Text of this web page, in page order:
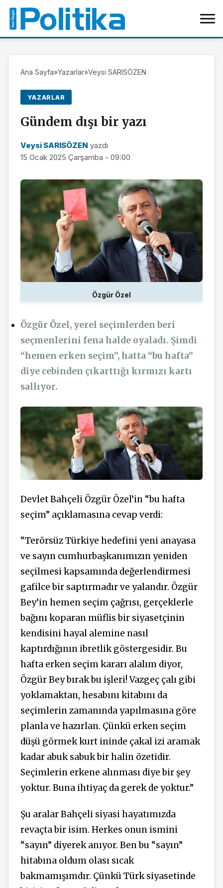
Ana Sayfa»Yazarlar»Veysi SARISÖZEN
YAZARLAR
Gündem dışı bir yazı
Veysi SARISÖZEN yazdı
15 Ocak 2025 Çarşamba - 09:00
Özgür Özel
Özgür Özel, yerel seçimlerden beri
seçmenlerini fena halde oyaladı. Şimdi
“hemen erken seçim”, hatta “bu hafta”
diye cebinden çıkarttığı kırmızı kartı
sallıyor.
Devlet Bahçeli Özgür Özel’in “bu hafta
seçim” açıklamasına cevap verdi:
“Terörsüz Türkiye hedefini yeni anayasa
ve sayın cumhurbaşkanımızın yeniden
seçilmesi kapsamında değerlendirmesi
gafilce bir saptırmadır ve yalandır. Özgür
Bey’in hemen seçim çağrısı, gerçeklerle
bağını koparan müflis bir siyasetçinin
kendisini hayal alemine nasıl
kaptırdığının ibretlik göstergesidir. Bu
hafta erken seçim kararı alalım diyor,
Özgür Bey bırak bu işleri! Vazgeç çalı gibi
yoklamaktan, hesabını kitabını da
seçimlerin zamanında yapılmasına göre
planla ve hazırlan. Çünkü erken seçim
düşü görmek kurt ininde çakal izi aramak
kadar abuk sabuk bir halin özetidir.
Seçimlerin erkene alınması diye bir şey
yoktur. Buna ihtiyaç da gerek de yoktur.”
Şu aralar Bahçeli siyasi hayatımızda
revaçta bir isim. Herkes onun ismini
“sayın” diyerek anıyor. Ben bu “sayın”
hitabına oldum olası sıcak
bakmamışımdır. Çünkü Türk siyasetinde